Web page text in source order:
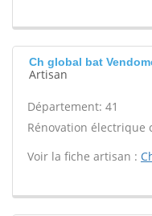
Ch global bat
Artisan
Département: 41
Rénovation électrique
Voir la fiche artisan :